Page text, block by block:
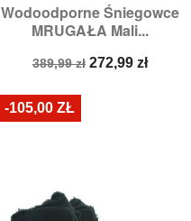
Wodoodporne Śniegowce
MRUGAŁA Mali...
Cena
389,99 zł Cena
272,99 zł
-105,00 ZŁ